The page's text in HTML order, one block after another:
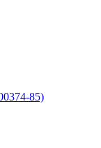
85)